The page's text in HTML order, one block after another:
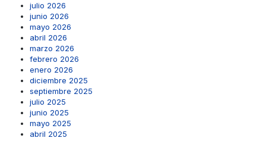
julio 2026
junio 2026
mayo 2026
abril 2026
marzo 2026
febrero 2026
enero 2026
diciembre 2025
septiembre 2025
julio 2025
junio 2025
mayo 2025
abril 2025